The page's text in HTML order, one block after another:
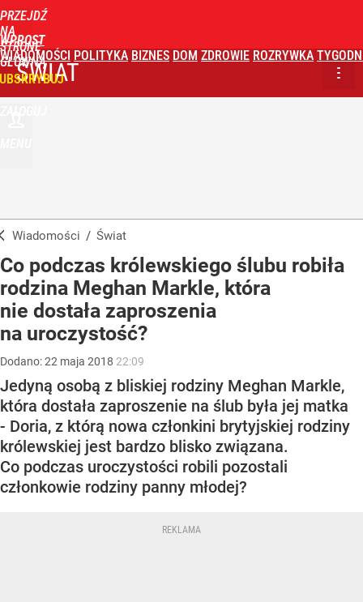
PRZEJDŹ
NA
STRONĘ
GŁÓWNĄ
WPROST
WIADOMOŚCI POLITYKA BIZNES DOM ZDROWIE ROZRYWKA
ŚWIAT
Wiadomości / Świat
Co podczas królewskiego ślubu robiła
rodzina Meghan Markle, która
nie dostała zaproszenia
na uroczystość?
Dodano:22 maja 2018 22:09
Jedyną osobą z bliskiej rodziny Meghan Markle,
która dostała zaproszenie na ślub była jej matka
- Doria, z którą nowa członkini brytyjskiej rodziny
królewskiej jest bardzo blisko związana.
Co podczas uroczystości robili pozostali
członkowie rodziny panny młodej?